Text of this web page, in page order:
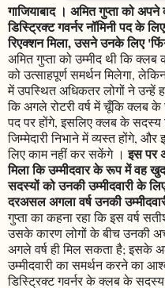
गाजियाबाद । अमित गुप्ता को अपने
डिस्ट्रिक्ट गवर्नर नॉमिनी पद के
रिएक्शन मिला, उसने उनके लिए
अमित गुप्ता को उम्मीद थी कि क्लब
को उत्साहपूर्ण समर्थन मिलेगा,
में उपस्थित अधिकतर लोगों ने उन्हें
कि अगले रोटरी वर्ष में चूँकि क्लब
पद पर होंगे, इसलिए क्लब के सदस्य
जिम्मेदारी निभाने में व्यस्त होंगे, और
लिए काम नहीं कर सकेंगे ।इस पर
मिला कि उम्मीदवार के रूप में वह
सदस्यों को उनकी उम्मीदवारी के
दरअसल अगला वर्ष उनकी
गुप्ता का कहना रहा कि इस वर्ष
उसके कारण लोगों के बीच उनकी
अगले वर्ष ही मिल सकता है; इसके
उम्मीदवारी का समर्थन करने का
डिस्ट्रिक्ट गवर्नर के क्लब के